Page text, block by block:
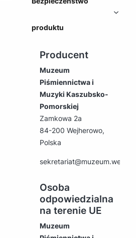
produktu
Producent
Muzeum
Piśmiennictwa i
Muzyki Kaszubsko-
Pomorskiej
Zamkowa 2a
84-200 Wejherowo,
Polska
Osoba
odpowiedzialna
na terenie UE
Muzeum